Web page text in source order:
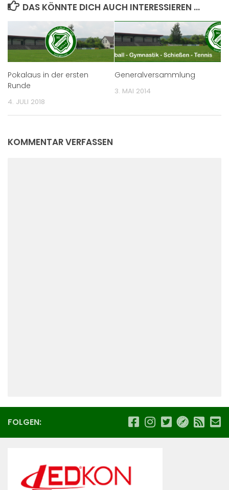
DAS KÖNNTE DICH AUCH INTERESSIEREN …
Pokalaus in der ersten
Runde
4. JULI 2018
Generalversammlung
3. MAI 2014
KOMMENTAR VERFASSEN
FOLGEN: